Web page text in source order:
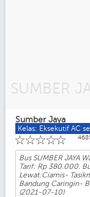
SUMBER
Sumber Jaya
Kelas: Eksekutif AC
☆
☆
☆
☆
☆
Bus SUMBER JAYA
Tarif: Rp 380.000.
Lewat:Ciamis-
Bandung Caringin-
(2021-07-10)